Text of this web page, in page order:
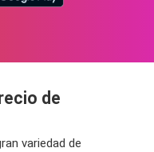
de
variedad de